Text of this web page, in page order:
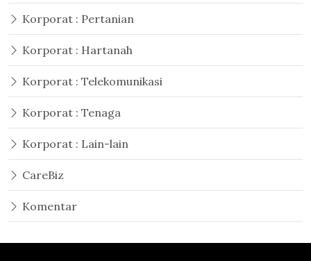
Korporat : Pertanian
Korporat : Hartanah
Korporat : Telekomunikasi
Korporat : Tenaga
Korporat : Lain-lain
CareBiz
Komentar